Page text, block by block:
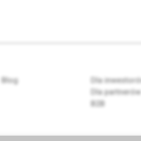
Blog
Dla
Dla partnerów